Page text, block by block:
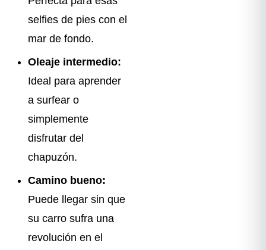
selfies de pies con el
mar de fondo.
Oleaje intermedio:
Ideal para aprender
a surfear o
simplemente
disfrutar del
chapuzón.
Camino bueno:
Puede llegar sin que
su carro sufra una
revolución en el